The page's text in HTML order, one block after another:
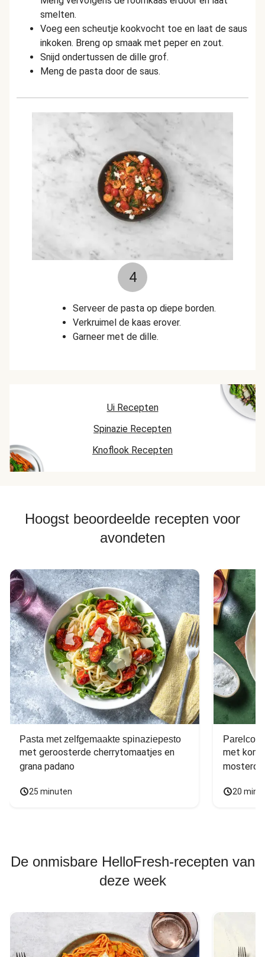
smelten.
Voeg een scheutje kookvocht toe en laat de saus
inkoken. Breng op smaak met peper en zout.
Snijd ondertussen de dille grof.
Meng de pasta door de saus.
4
Serveer de pasta op diepe borden.
Verkruimel de kaas erover.
Garneer met de dille.
Ui Recepten
Spinazie Recepten
Knoflook Recepten
Hoogst beoordeelde recepten voor
avondeten
Pasta met zelfgemaakte spinaziepesto
met geroosterde cherrytomaatjes en
grana padano
25 minuten
met
20
De onmisbare HelloFresh-recepten van
deze week